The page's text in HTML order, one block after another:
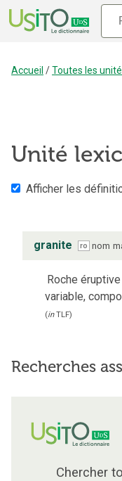
Accueil /Toutes les
Unité
Afficher les
granite ro nom
Roche
variable,
(inTLF)
Recherches
Chercher